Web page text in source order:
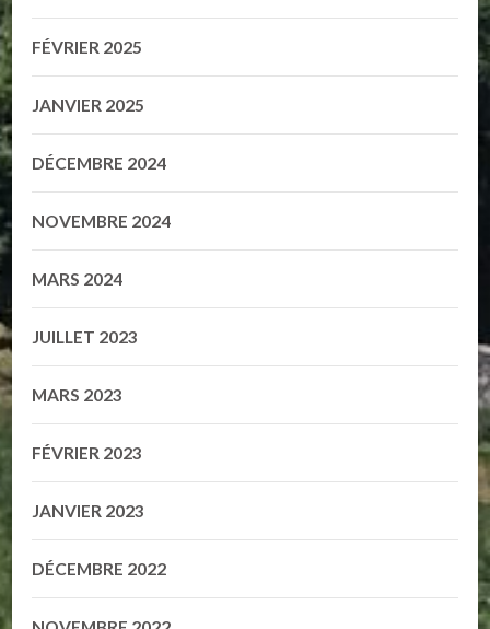
FÉVRIER 2025
JANVIER 2025
DÉCEMBRE 2024
NOVEMBRE 2024
MARS 2024
JUILLET 2023
MARS 2023
FÉVRIER 2023
JANVIER 2023
DÉCEMBRE 2022